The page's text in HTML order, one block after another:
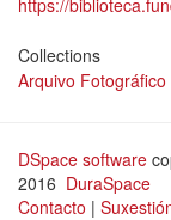
https://
Collections
Arquivo
DSpace software
2016 DuraSpace
Contacto |